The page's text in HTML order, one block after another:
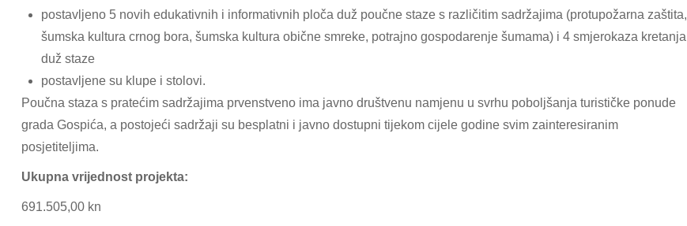
postavljeno 5 novih edukativnih i informativnih ploča duž poučne staze s različitim sadržajima (protupožarna zaštita,
šumska kultura crnog bora, šumska kultura obične smreke, potrajno gospodarenje šumama) i 4 smjerokaza kretanja
duž staze
postavljene su klupe i stolovi.
Poučna staza s pratećim sadržajima prvenstveno ima javno društvenu namjenu u svrhu poboljšanja turističke ponude
grada Gospića, a postojeći sadržaji su besplatni i javno dostupni tijekom cijele godine svim zainteresiranim
posjetiteljima.
Ukupna vrijednost projekta:
691.505,00 kn